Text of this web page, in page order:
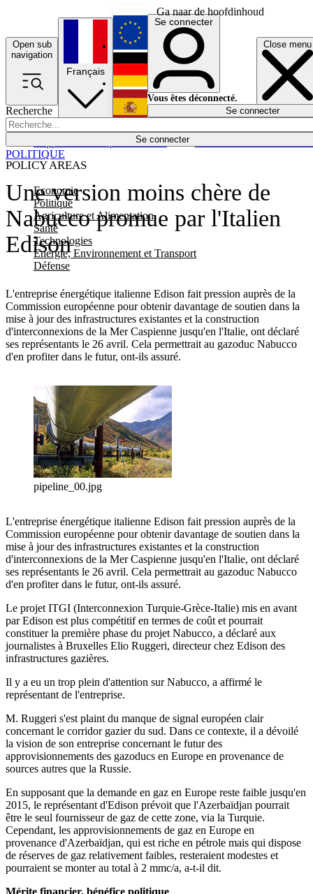
Ga naar de hoofdinhoud
Open sub
navigation
Close menu
Recherche
Se connecter
POLICY AREAS
Economie
Politique
Agriculture et Alimentation
Santé
Technologies
Energie, Environnement et Transport
Défense
Économie
Français
English
Deutsch
Español
Se connecter
Vous êtes déconnecté.
Se connecter
Une version moins chère de
Nabucco promue par l'Italien
Edison
L'entreprise énergétique italienne Edison fait pression auprès de la
Commission européenne pour obtenir davantage de soutien dans la
mise à jour des infrastructures existantes et la construction
d'interconnexions de la Mer Caspienne jusqu'en l'Italie, ont déclaré
ses représentants le 26 avril. Cela permettrait au gazoduc Nabucco
d'en profiter dans le futur, ont-ils assuré.
POLITIQUE
pipeline_00.jpg
L'entreprise énergétique italienne Edison fait pression auprès de la
Commission européenne pour obtenir davantage de soutien dans la
mise à jour des infrastructures existantes et la construction
d'interconnexions de la Mer Caspienne jusqu'en l'Italie, ont déclaré
ses représentants le 26 avril. Cela permettrait au gazoduc Nabucco
d'en profiter dans le futur, ont-ils assuré.
Le projet ITGI (Interconnexion Turquie-Grèce-Italie) mis en avant
par Edison est plus compétitif en termes de coût et pourrait
constituer la première phase du projet Nabucco, a déclaré aux
journalistes à Bruxelles Elio Ruggeri, directeur chez Edison des
infrastructures gazières.
Il y a eu un trop plein d'attention sur Nabucco, a affirmé le
représentant de l'entreprise.
M. Ruggeri s'est plaint du manque de signal européen clair
concernant le corridor gazier du sud. Dans ce contexte, il a dévoilé
la vision de son entreprise concernant le futur des
approvisionnements des gazoducs en Europe en provenance de
sources autres que la Russie.
En supposant que la demande en gaz en Europe reste faible jusqu'en
2015, le représentant d'Edison prévoit que l'Azerbaïdjan pourrait
être le seul fournisseur de gaz de cette zone, via la Turquie.
Cependant, les approvisionnements de gaz en Europe en
provenance d'Azerbaïdjan, qui est riche en pétrole mais qui dispose
de réserves de gaz relativement faibles, resteraient modestes et
pourraient se monter au total à 2 mmc/a, a-t-il dit.